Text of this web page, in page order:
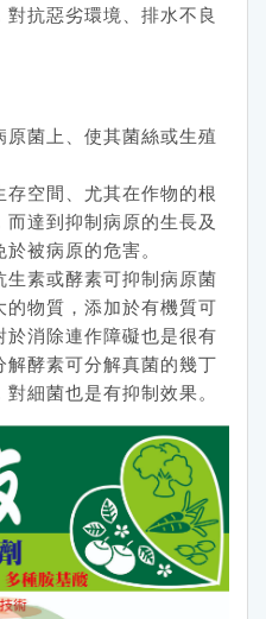
抗惡劣環境、排水不良
原菌上、使其菌絲或生殖
空間、尤其在作物的根
達到抑制病原的生長及
被病原的危害。
生素或酵素可抑制病原菌
的物質，添加於有機質可
於消除連作障礙也是很有
解酵素可分解真菌的幾丁
細菌也是有抑制效果。